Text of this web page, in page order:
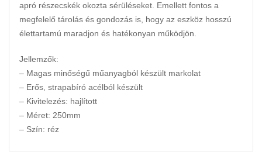
apró részecskék okozta sérüléseket. Emellett fontos a
megfelelő tárolás és gondozás is, hogy az eszköz hosszú
élettartamú maradjon és hatékonyan működjön.
Jellemzők:
– Magas minőségű műanyagból készült markolat
– Erős, strapabíró acélból készült
– Kivitelezés: hajlított
– Méret: 250mm
– Szín: réz